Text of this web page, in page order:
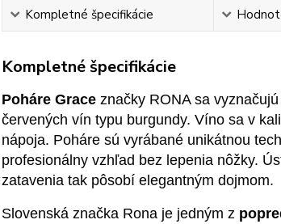
Kompletné špecifikácie
Kompletné špecifikácie
Poháre Graceznačky RONA sa
červených vín typu burgundy. Víno sa v
nápoja. Poháre sú vyrábané unikátnou
profesionálny vzhľad bez lepenia nôžky.
zatavenia tak pôsobí elegantným dojmom.
Slovenská značka Rona je jedným z